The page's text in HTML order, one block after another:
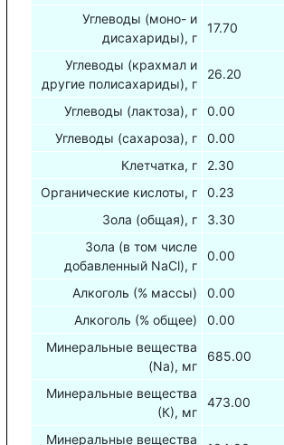
Углеводы (моно- и
дисахариды), г
17.70
Углеводы (крахмал и
другие полисахариды), г
26.20
Углеводы (лактоза), г
0.00
Углеводы (сахароза), г
0.00
Клетчатка, г
2.30
Органические кислоты, г
0.23
Зола (общая), г
3.30
Зола (в том числе
добавленный NaCl), г
0.00
Алкоголь (% массы)
0.00
Алкоголь (% общее)
0.00
Минеральные вещества
(Na), мг
685.00
Минеральные вещества
(К), мг
473.00
Минеральные вещества